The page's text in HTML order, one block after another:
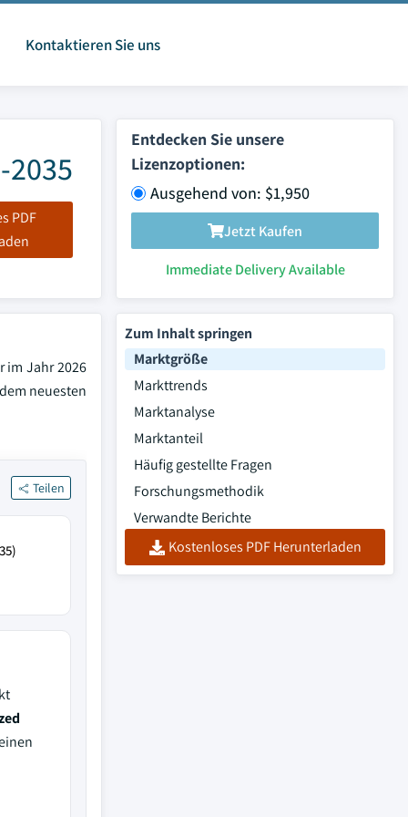
Kontaktieren Sie uns
PDF
Entdecken Sie unsere
Lizenzoptionen:
Ausgehend von: $1,950
Jetzt Kaufen
Immediate Delivery Available
im Jahr 2026
neuesten
Teilen
Zum Inhalt springen
Marktgröße
Markttrends
Marktanalyse
Marktanteil
Häufig gestellte Fragen
Forschungsmethodik
Verwandte Berichte
Kostenloses PDF Herunterladen